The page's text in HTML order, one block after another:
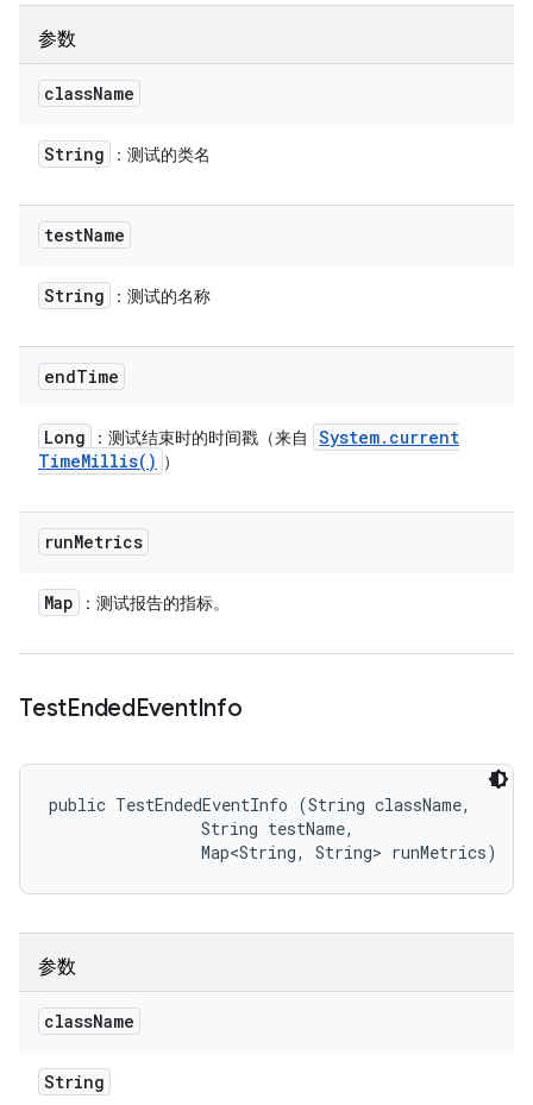
参数
className
String ：测试的类名
testName
String ：测试的名称
endTime
Long ：测试结束时的时间戳（来自 System. current
TimeMillis( ) ）
runMetrics
Map ：测试报告的指标。
TestEndedEventInfo
public TestEndedEventInfo (String className,
                String testName,
                Map<String, String> runMetrics)
参数
className
String